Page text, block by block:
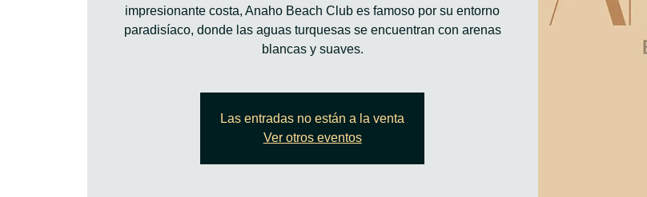
impresionante costa, Anaho Beach Club es famoso por su entorno
paradisíaco, donde las aguas turquesas se encuentran con arenas
blancas y suaves.
Las entradas no están a la venta
Ver otros eventos